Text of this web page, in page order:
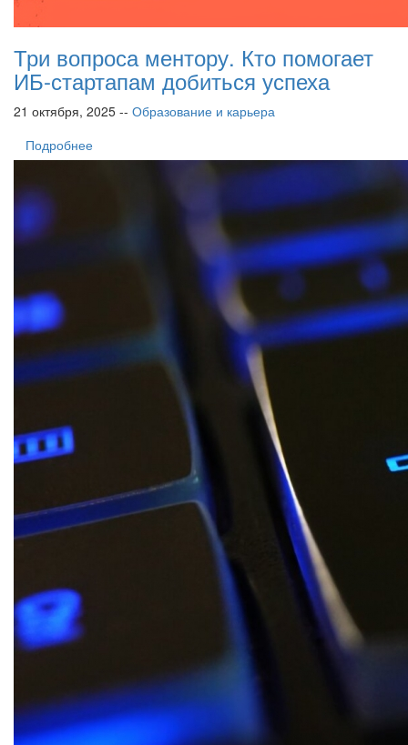
Три вопроса ментору. Кто помогает
ИБ-стартапам добиться успеха
21 октября, 2025 -- Образование и карьера
Подробнее